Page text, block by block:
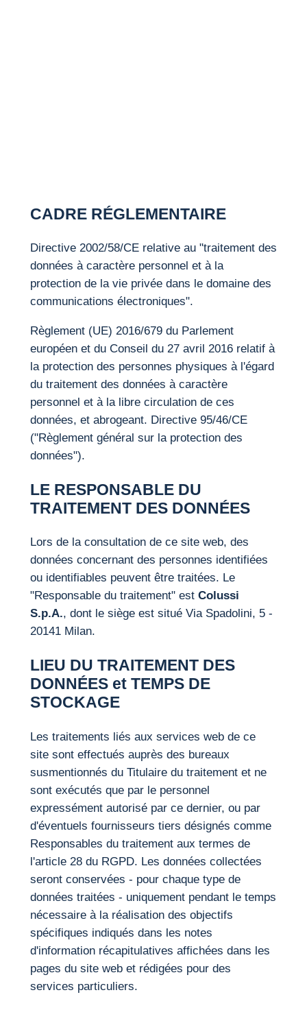
CADRERÉGLEMENTAIRE
Directive 2002/58/CE relative au "traitement des
données à caractère personnel et à la
protection de la vie privée dans le domaine des
communications électroniques".
Règlement (UE) 2016/679 du Parlement
européen et du Conseil du 27 avril 2016 relatif à
la protection des personnes physiques à l'égard
du traitement des données à caractère
personnel et à la libre circulation de ces
données, et abrogeant. Directive 95/46/CE
("Règlement général sur la protection des
données").
LE RESPONSABLE DU
TRAITEMENT DES DONNÉES
Lors de la consultation de ce site web, des
données concernant des personnes identifiées
ou identifiables peuvent être traitées. Le
"Responsable du traitement" est Colussi
S.p.A., dont le siège est situé Via Spadolini, 5 -
20141 Milan.
LIEU DU TRAITEMENT DES
DONNÉES et TEMPS DE
STOCKAGE
Les traitements liés aux services web de ce
site sont effectués auprès des bureaux
susmentionnés du Titulaire du traitement et ne
sont exécutés que par le personnel
expressément autorisé par ce dernier, ou par
d'éventuels fournisseurs tiers désignés comme
Responsables du traitement aux termes de
l'article 28 du RGPD. Les données collectées
seront conservées - pour chaque type de
données traitées - uniquement pendant le temps
nécessaire à la réalisation des objectifs
spécifiques indiqués dans les notes
d'information récapitulatives affichées dans les
pages du site web et rédigées pour des
services particuliers.